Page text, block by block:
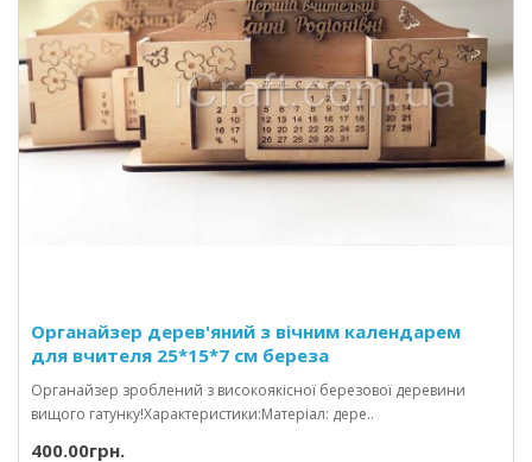
Органайзер дерев'яний з вічним календарем
для вчителя 25*15*7 см береза
Органайзер зроблений з високоякісної березової деревини
вищого гатунку!Характеристики:Матеріал: дере..
400.00грн.